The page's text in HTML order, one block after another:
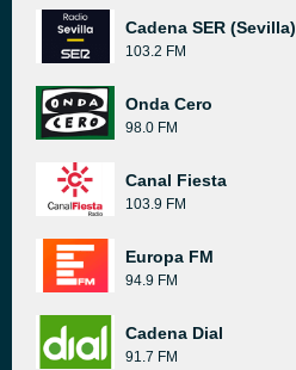
Cadena SER (Sevilla)
103.2 FM
Onda Cero
98.0 FM
Canal Fiesta
103.9 FM
Europa FM
94.9 FM
Cadena Dial
91.7 FM